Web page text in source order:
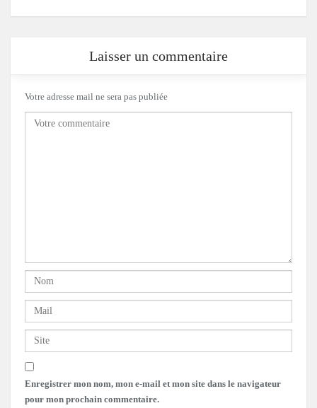
Laisser un commentaire
Votre adresse mail ne sera pas publiée
Enregistrer mon nom, mon e-mail et mon site dans le navigateur
pour mon prochain commentaire.